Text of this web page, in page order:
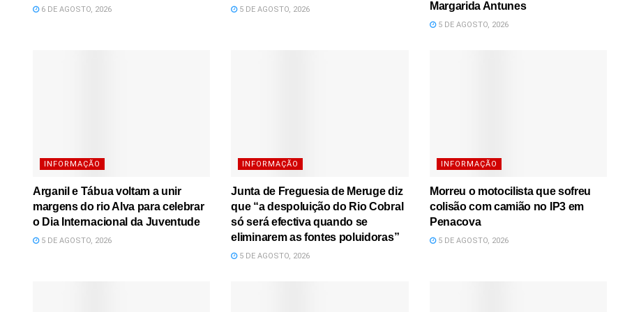
6 DE AGOSTO, 2026 5 DE AGOSTO, 2026 Margarida Antunes
5 DE AGOSTO, 2026
INFORMAÇÃO
Arganil e Tábua voltam a unir
margens do rio Alva para celebrar
o Dia Internacional da Juventude
5 DE AGOSTO, 2026
INFORMAÇÃO
Junta de Freguesia de Meruge diz
que “a despoluição do Rio Cobral
só será efectiva quando se
eliminarem as fontes poluidoras”
5 DE AGOSTO, 2026
INFORMAÇÃO
Morreu o motocilista que sofreu
colisão com camião no IP3 em
Penacova
5 DE AGOSTO, 2026